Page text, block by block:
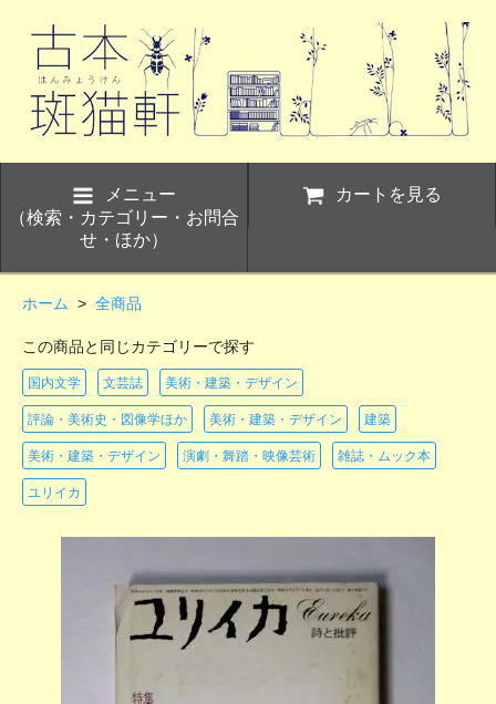
メニュー
（検索・カテゴリー・お問合
せ・ほか）
カートを見る
ホーム > 全商品
この商品と同じカテゴリーで探す
国内文学 文芸誌 美術・建築・デザイン
評論・美術史・図像学ほか 美術・建築・デザイン 建築
美術・建築・デザイン 演劇・舞踏・映像芸術 雑誌・ムック本
ユリイカ